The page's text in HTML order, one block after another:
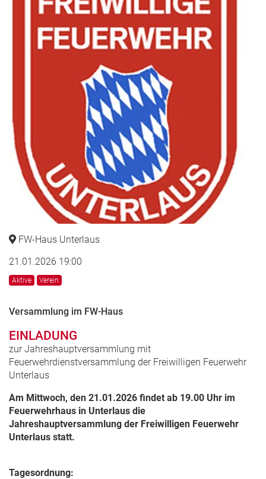
FW-Haus Unterlaus
21.01.2026 19:00
Aktive Verein
Versammlung im FW-Haus
EINLADUNG
zur Jahreshauptversammlung mit
Feuerwehrdienstversammlung der Freiwilligen Feuerwehr
Unterlaus
Am Mittwoch, den 21.01.2026 findet ab 19.00 Uhr im
Feuerwehrhaus in Unterlaus die
Jahreshauptversammlung der Freiwilligen Feuerwehr
Unterlaus statt.
Tagesordnung: